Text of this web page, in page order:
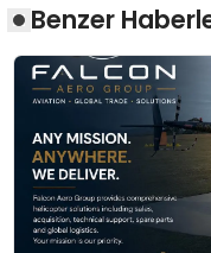
Benzer